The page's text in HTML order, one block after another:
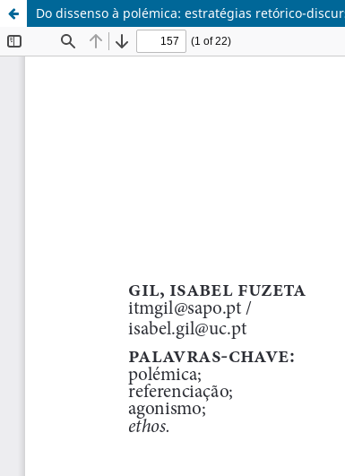
Do dissenso à polémica: estratégias retórico-